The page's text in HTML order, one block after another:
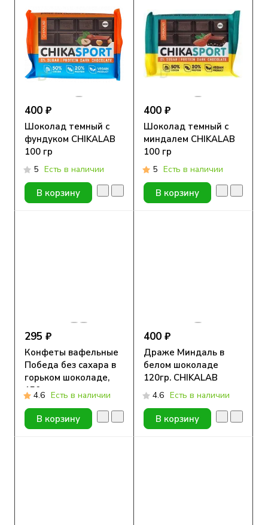
400 ₽
Шоколад темный с
фундуком CHIKALAB
100 гр
5 Есть в наличии
В корзину
400 ₽
Шоколад темный с
миндалем CHIKALAB
100 гр
5 Есть в наличии
В корзину
295 ₽
Конфеты вафельные
Победа без сахара в
горьком шоколаде,
150г.
4.6 Есть в наличии
В корзину
400 ₽
Драже Миндаль в
белом шоколаде
120гр. CHIKALAB
4.6 Есть в наличии
В корзину